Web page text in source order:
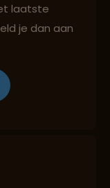
laatste
je dan aan